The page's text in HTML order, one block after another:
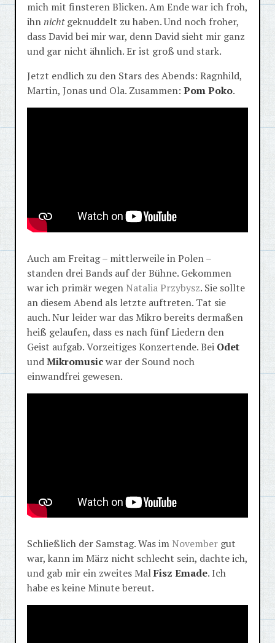
mich mit finsteren Blicken. Am Ende war ich froh,
ihnnichtgeknuddelt zu haben. Und noch froher,
dass David bei mir war, denn David sieht mir ganz
und gar nicht ähnlich. Er ist groß und stark.
Jetzt endlich zu den Stars des Abends: Ragnhild,
Martin, Jonas und Ola. Zusammen: Pom Poko.
Auch am Freitag – mittlerweile in Polen –
standen drei Bands auf der Bühne. Gekommen
war ich primär wegen Natalia Przybysz. Sie sollte
an diesem Abend als letzte auftreten. Tat sie
auch. Nur leider war das Mikro bereits dermaßen
heiß gelaufen, dass es nach fünf Liedern den
Geist aufgab. Vorzeitiges Konzertende. Bei Odet
undMikromusicwar der Sound noch
einwandfrei gewesen.
Schließlich der Samstag. Was im November gut
war, kann im März nicht schlecht sein, dachte ich,
und gab mir ein zweites MalFisz Emade. Ich
habe es keine Minute bereut.